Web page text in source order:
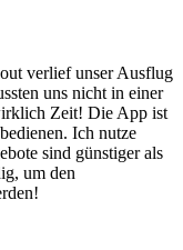
verlief unser Ausflug
uns nicht in einer
Zeit! Die App ist
Ich nutze
sind günstiger als
um den